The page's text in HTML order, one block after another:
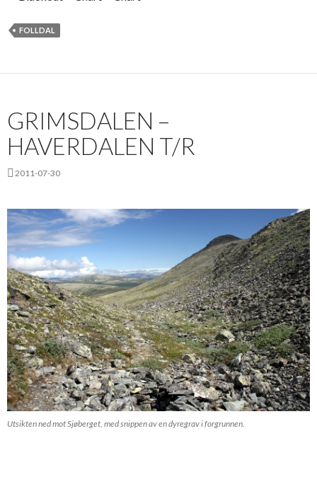
FOLLDAL
GRIMSDALEN –
HAVERDALEN T/R
2011-07-30
Utsikten ned mot Sjøberget, med snippen av en dyregrav i forgrunnen.